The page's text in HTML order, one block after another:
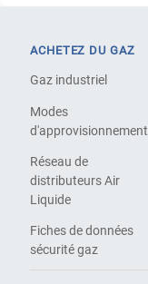
ACHETEZ DU GAZ
Gaz industriel
Modes
d'approvisionnement
Réseau de
distributeurs Air
Liquide
Fiches de données
sécurité gaz